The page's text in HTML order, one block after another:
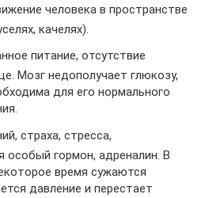
человека в пространстве
качелях).
питание, отсутствие
Мозг недополучает глюкозу,
для его нормального
страха, стресса,
особый гормон, адреналин. В
время сужаются
давление и перестает